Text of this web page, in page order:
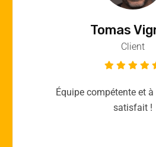
Vincent
Client
Merci yellow365.work